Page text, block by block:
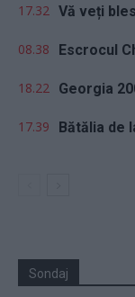
17.32 Vă veți
08.38 Escrocul
18.22 Georgia
17.39 Bătălia de
Sondaj